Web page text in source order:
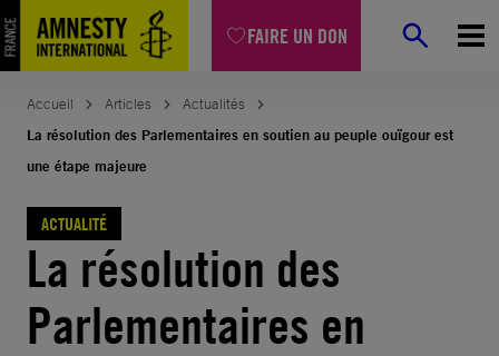
FAIRE UN DON
Aller
au
contenu
Accueil Articles
Actualités
La résolution des Parlementaires en soutien au peuple ouïgour est
une étape majeure
ACTUALITÉ
La résolution des
Parlementaires en